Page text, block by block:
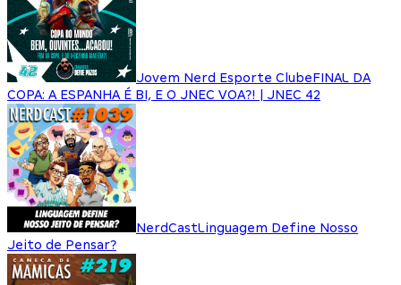
Jovem Nerd Esporte ClubeFINAL DA
COPA: A ESPANHA É BI, E O JNEC VOA?! | JNEC 42
NerdCastLinguagem Define Nosso
Jeito de Pensar?